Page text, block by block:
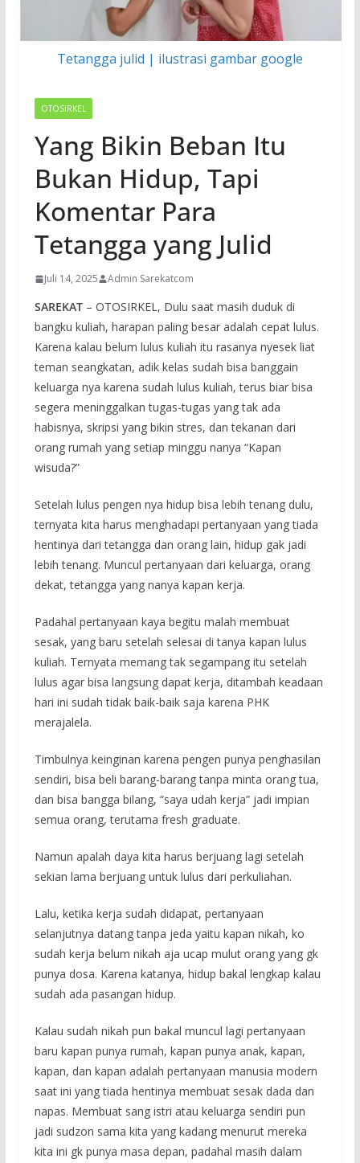
Tetangga julid | ilustrasi gambar google
OTOSIRKEL
Yang Bikin Beban Itu
Bukan Hidup, Tapi
Komentar Para
Tetangga yang Julid
Juli 14, 2025 Admin Sarekatcom
SAREKAT– OTOSIRKEL, Dulu saat masih duduk di
bangku kuliah, harapan paling besar adalah cepat lulus.
Karena kalau belum lulus kuliah itu rasanya nyesek liat
teman seangkatan, adik kelas sudah bisa banggain
keluarga nya karena sudah lulus kuliah, terus biar bisa
segera meninggalkan tugas-tugas yang tak ada
habisnya, skripsi yang bikin stres, dan tekanan dari
orang rumah yang setiap minggu nanya “Kapan
wisuda?”
Setelah lulus pengen nya hidup bisa lebih tenang dulu,
ternyata kita harus menghadapi pertanyaan yang tiada
hentinya dari tetangga dan orang lain, hidup gak jadi
lebih tenang. Muncul pertanyaan dari keluarga, orang
dekat, tetangga yang nanya kapan kerja.
Padahal pertanyaan kaya begitu malah membuat
sesak, yang baru setelah selesai di tanya kapan lulus
kuliah. Ternyata memang tak segampang itu setelah
lulus agar bisa langsung dapat kerja, ditambah keadaan
hari ini sudah tidak baik-baik saja karena PHK
merajalela.
Timbulnya keinginan karena pengen punya penghasilan
sendiri, bisa beli barang-barang tanpa minta orang tua,
dan bisa bangga bilang, “saya udah kerja” jadi impian
semua orang, terutama fresh graduate.
Namun apalah daya kita harus berjuang lagi setelah
sekian lama berjuang untuk lulus dari perkuliahan.
Lalu, ketika kerja sudah didapat, pertanyaan
selanjutnya datang tanpa jeda yaitu kapan nikah, ko
sudah kerja belum nikah aja ucap mulut orang yang gk
punya dosa. Karena katanya, hidup bakal lengkap kalau
sudah ada pasangan hidup.
Kalau sudah nikah pun bakal muncul lagi pertanyaan
baru kapan punya rumah, kapan punya anak, kapan,
kapan, dan kapan adalah pertanyaan manusia modern
saat ini yang tiada hentinya membuat sesak dada dan
napas. Membuat sang istri atau keluarga sendiri pun
jadi sudzon sama kita yang kadang menurut mereka
kita ini gk punya masa depan, padahal masih dalam